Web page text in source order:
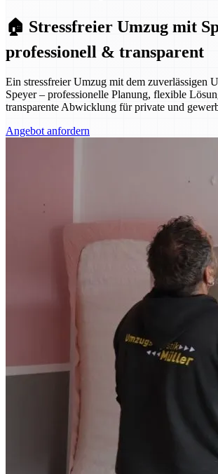
🏠 Stressfreier Umzug mit
professionell & transparent
Ein stressfreier Umzug mit dem zuverlässigen
Speyer – professionelle Planung, flexible
transparente Abwicklung für private und
Angebot anfordern